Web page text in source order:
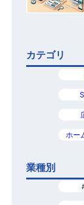
カテゴリ
ホー
業種別